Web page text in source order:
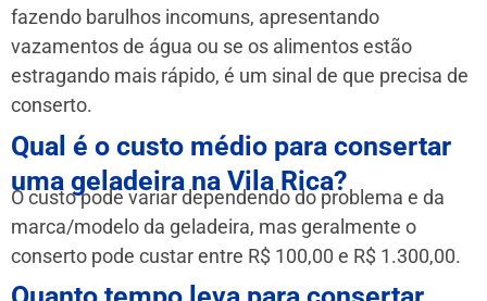
fazendo barulhos incomuns, apresentando
vazamentos de água ou se os alimentos estão
estragando mais rápido, é um sinal de que precisa de
conserto.
Qual é o custo médio para consertar
uma geladeira na Vila Rica?
O custo pode variar dependendo do problema e da
marca/modelo da geladeira, mas geralmente o
conserto pode custar entre R$ 100,00 e R$ 1.300,00.